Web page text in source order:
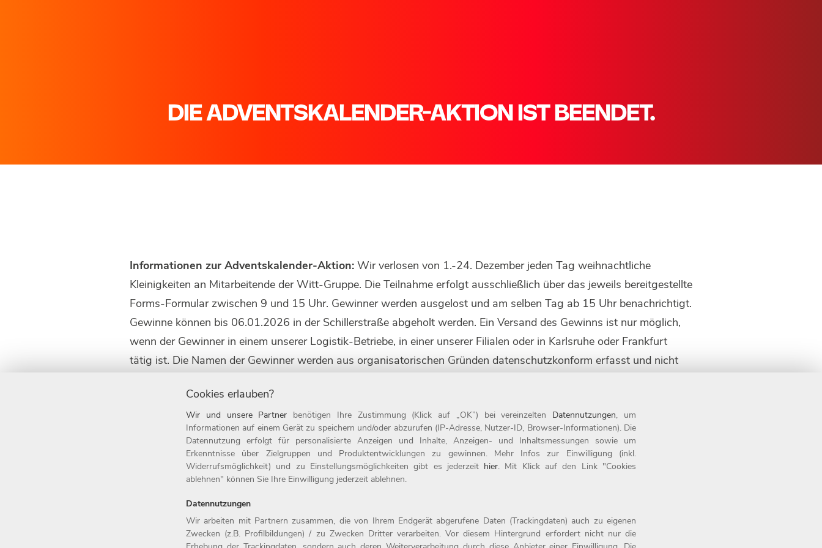
DIE ADVENTSKALENDER-AKTION IST BEENDET.
Informationen zur Adventskalender-Aktion: Wir verlosen von 1.-24. Dezember jeden Tag weihnachtliche
Kleinigkeiten an Mitarbeitende der Witt-Gruppe. Die Teilnahme erfolgt ausschließlich über das jeweils bereitgestellte
Forms-Formular zwischen 9 und 15 Uhr. Gewinner werden ausgelost und am selben Tag ab 15 Uhr benachrichtigt.
Gewinne können bis 06.01.2026 in der Schillerstraße abgeholt werden. Ein Versand des Gewinns ist nur möglich,
wenn der Gewinner in einem unserer Logistik-Betriebe, in einer unserer Filialen oder in Karlsruhe oder Frankfurt
tätig ist. Die Namen der Gewinner werden aus organisatorischen Gründen datenschutzkonform erfasst und nicht
Jobs
Einstiegslevel
Arbeitsfelder
Kontakt
Impressum
Cookies erlauben?
Wir und unsere Partner benötigen Ihre Zustimmung (Klick auf „OK”) bei vereinzelten Datennutzungen, um
Informationen auf einem Gerät zu speichern und/oder abzurufen (IP-Adresse, Nutzer-ID, Browser-Informationen). Die
Datennutzung erfolgt für personalisierte Anzeigen und Inhalte, Anzeigen- und Inhaltsmessungen sowie um
Erkenntnisse über Zielgruppen und Produktentwicklungen zu gewinnen. Mehr Infos zur Einwilligung (inkl.
Widerrufsmöglichkeit) und zu Einstellungsmöglichkeiten gibt es jederzeit hier. Mit Klick auf den Link "Cookies
ablehnen" können Sie Ihre Einwilligung jederzeit ablehnen.
Datennutzungen
Wir arbeiten mit Partnern zusammen, die von Ihrem Endgerät abgerufene Daten (Trackingdaten) auch zu eigenen
Zwecken (z.B. Profilbildungen) / zu Zwecken Dritter verarbeiten. Vor diesem Hintergrund erfordert nicht nur die